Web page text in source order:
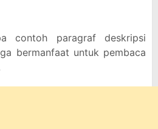
contoh paragraf deskripsi
bermanfaat untuk pembaca